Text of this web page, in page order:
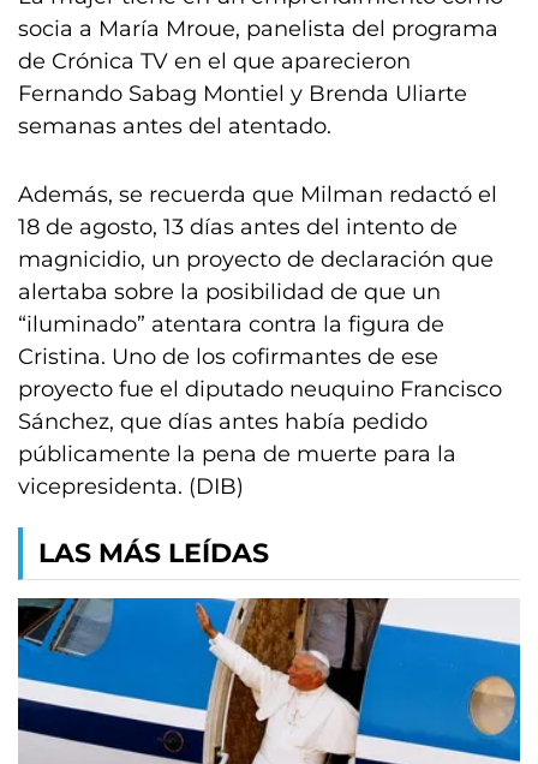
socia a María Mroue, panelista del programa
de Crónica TV en el que aparecieron
Fernando Sabag Montiel y Brenda Uliarte
semanas antes del atentado.
Además, se recuerda que Milman redactó el
18 de agosto, 13 días antes del intento de
magnicidio, un proyecto de declaración que
alertaba sobre la posibilidad de que un
“iluminado” atentara contra la figura de
Cristina. Uno de los cofirmantes de ese
proyecto fue el diputado neuquino Francisco
Sánchez, que días antes había pedido
públicamente la pena de muerte para la
vicepresidenta. (DIB)
LAS MÁS LEÍDAS